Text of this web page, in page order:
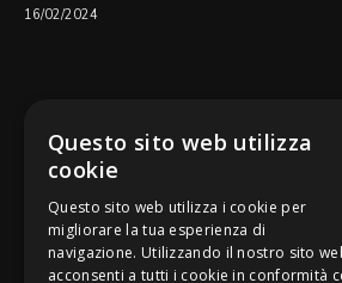
16/02/2024
Be Bankers è ideato da
Questo sito web utilizza
cookie
Questo sito web utilizza i cookie per
migliorare la tua esperienza di
navigazione. Utilizzando il nostro sito
acconsenti a tutti i cookie in conformità